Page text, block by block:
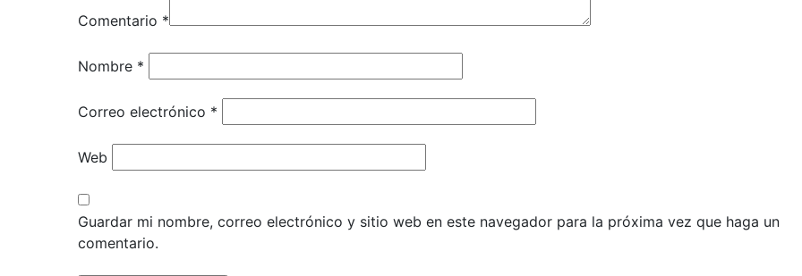
Comentario *
Nombre *
Correo electrónico *
Web
Guardar mi nombre, correo electrónico y sitio web en este navegador para la próxima vez que haga un
comentario.